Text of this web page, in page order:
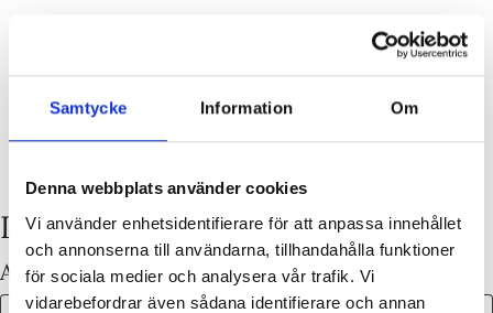
Samtycke Information Om
Denna webbplats använder cookies
Vi använder enhetsidentifierare för att anpassa innehållet
och annonserna till användarna, tillhandahålla funktioner
för sociala medier och analysera vår trafik. Vi
vidarebefordrar även sådana identifierare och annan
0
Logga in
Användarnamn eller e-postadress*